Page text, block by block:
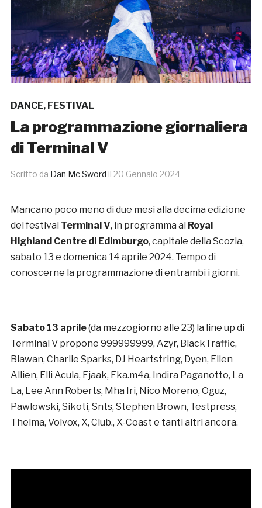
DANCE, FESTIVAL
La programmazione giornaliera
di Terminal V
Scritto da Dan Mc Sword il 20 Gennaio 2024
Mancano poco meno di due mesi alla decima edizione
del festival Terminal V, in programma al Royal
Highland Centre di Edimburgo, capitale della Scozia,
sabato 13 e domenica 14 aprile 2024. Tempo di
conoscerne la programmazione di entrambi i giorni.
Sabato 13 aprile(da mezzogiorno alle 23) la line up di
Terminal V propone 999999999, Azyr, BlackTraffic,
Blawan, Charlie Sparks, DJ Heartstring, Dyen, Ellen
Allien, Elli Acula, Fjaak, Fka.m4a, Indira Paganotto, La
La, Lee Ann Roberts, Mha Iri, Nico Moreno, Oguz,
Pawlowski, Sikoti, Snts, Stephen Brown, Testpress,
Thelma, Volvox, X, Club., X-Coast e tanti altri ancora.